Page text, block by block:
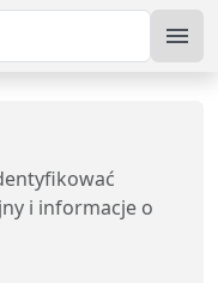
i informacje o